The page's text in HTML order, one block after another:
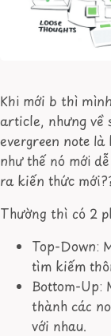
Khi mới b thì
article, nhưng về
evergreen note là
như thế nó mới
ra kiến thức
Thường thì có 2
Top-Down:
tìm kiếm
Bottom-Up:
thành các
với nhau.